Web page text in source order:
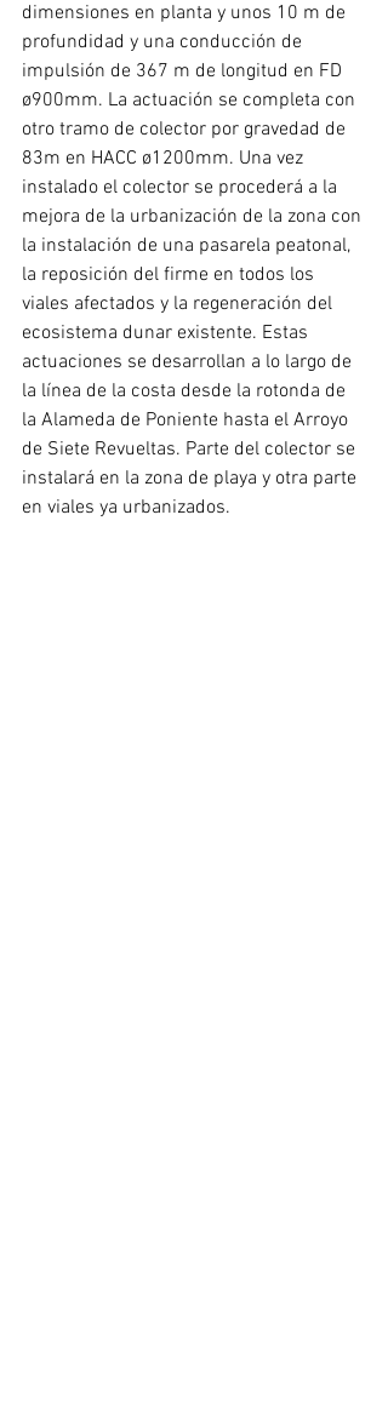
dimensiones en planta y unos 10 m de
profundidad y una conducción de
impulsión de 367 m de longitud en FD
ø900mm. La actuación se completa con
otro tramo de colector por gravedad de
83m en HACC ø1200mm. Una vez
instalado el colector se procederá a la
mejora de la urbanización de la zona con
la instalación de una pasarela peatonal,
la reposición del firme en todos los
viales afectados y la regeneración del
ecosistema dunar existente. Estas
actuaciones se desarrollan a lo largo de
la línea de la costa desde la rotonda de
la Alameda de Poniente hasta el Arroyo
de Siete Revueltas. Parte del colector se
instalará en la zona de playa y otra parte
en viales ya urbanizados.